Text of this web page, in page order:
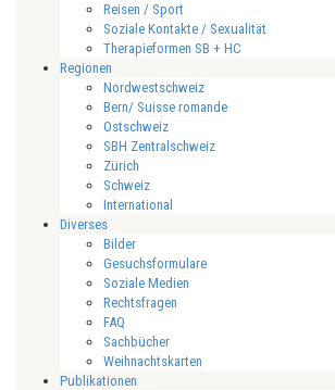
Reisen / Sport
Soziale Kontakte / Sexualität
Therapieformen SB + HC
Regionen
Nordwestschweiz
Bern/ Suisse romande
Ostschweiz
SBH Zentralschweiz
Zürich
Schweiz
International
Diverses
Bilder
Gesuchsformulare
Soziale Medien
Rechtsfragen
FAQ
Sachbücher
Weihnachtskarten
Publikationen